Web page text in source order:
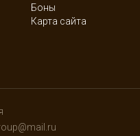
Боны
Карта сайта